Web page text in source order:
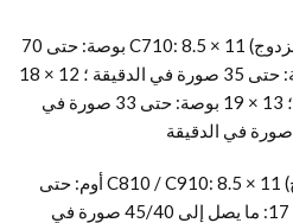
سرعة الطباعة (على وجه واحد / مزدوج) C710: 8.5 × 11 بوصة: حتى 70
صورة في الدقيقة ؛ 11 × 17 بوصة: حتى 35 صورة في الدقيقة ؛ 12 × 18
بوصة: حتى 35 صورة في الدقيقة ؛ 13 × 19 بوصة: حتى 33 صورة في
سرعة الطباعة (وجه واحد / مزدوج) C810 / C910: 8.5 × 11 أوم: حتى
90/80 صورة في الدقيقة ؛ 11 ″ × 17: ما يصل إلى 45/40 صورة في